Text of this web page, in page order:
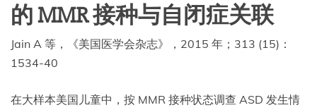
的 MMR 接种与自闭症关联
Jain A 等，《美国医学会杂志》，2015 年；313 (15)：
1534-40
在大样本美国儿童中，按 MMR 接种状态调查 ASD 发生情